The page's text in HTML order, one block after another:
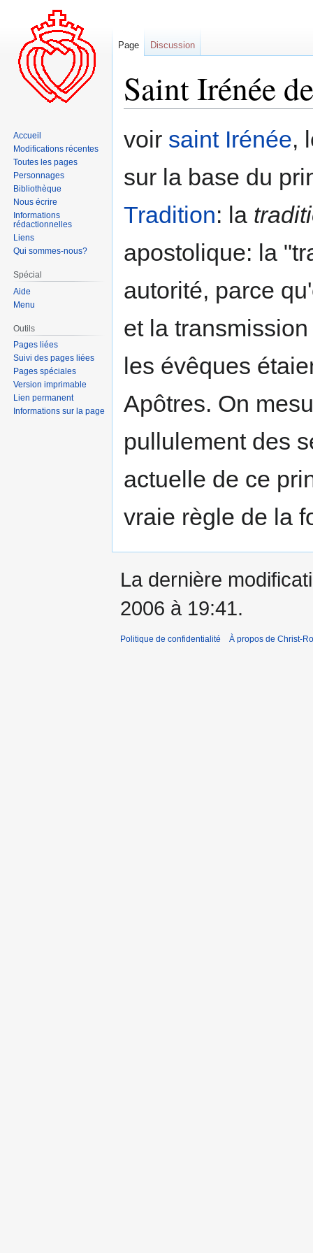
Saint Irénée
à
navigation
à
recherche
voir saint Irénée,
sur la base du
Tradition: la
apostolique: la
autorité, parce
et la
les évêques
Apôtres. On
pullulement des
actuelle de ce
vraie règle de la
Page Discussion
Accueil
Modifications récentes
Toutes les pages
Personnages
Bibliothèque
Nous écrire
Informations
rédactionnelles
Liens
Qui sommes-nous?
Spécial
Aide
Menu
Outils
Pages liées
Suivi des pages liées
Pages spéciales
Version imprimable
Lien permanent
Informations sur la page
La dernière
2006 à 19:41.
Politique de confidentialité À propos de Christ-